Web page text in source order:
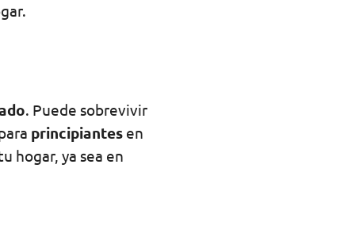
. Puede sobrevivir
principiantes en
hogar, ya sea en